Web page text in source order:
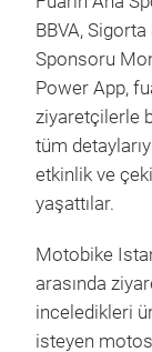
BBVA,
Sponsoru
Power App,
ziyaretçilerle
tüm
etkinlik ve
yaşattılar.
Motobike
arasında
inceledikleri
isteyen